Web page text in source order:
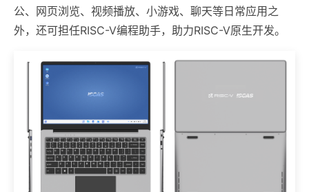
公、网页浏览、视频播放、小游戏、聊天等日常应用之
外，还可担任RISC-V编程助手，助力RISC-V原生开发。